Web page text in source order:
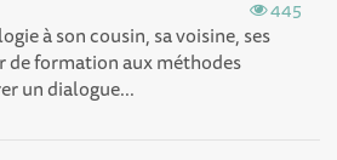
445
à son cousin, sa voisine, ses
de formation aux méthodes
un dialogue...